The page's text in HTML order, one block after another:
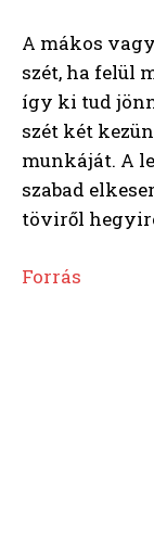
A mákos
szét, ha felül
így ki tud
szét két
munkáját. A
szabad
töviről
Forrás